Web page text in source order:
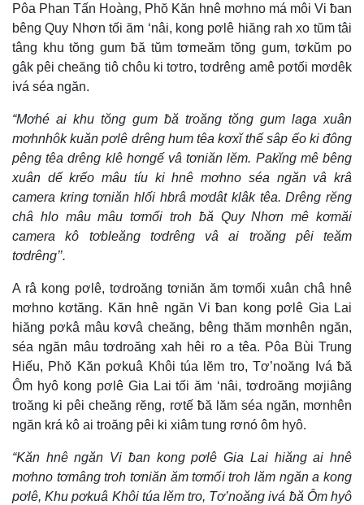
Pôa Phan Tấn Hoàng, Phŏ Kăn hnê mơhno má môi Vi ƀan
bêng Quy Nhơn tối ăm ‘nâi, kong pơlê hiăng rah xo tŭm tâi
tâng khu tŏng gum ƀă tŭm tơmeăm tŏng gum, tơkŭm po
gâk pêi cheăng tiô chôu ki tơtro, tơdrêng amê pơtối mơdêk
ivá séa ngăn.
“Mơhé ai khu tŏng gum ƀă troăng tŏng gum laga xuân
mơhnhôk kuăn pơlê drêng hum têa kơxĭ thế sâp ếo ki đông
pêng têa drêng klê hơngế vâ tơniăn lĕm. Pakĭng mê bêng
xuân dế krếo mâu tíu ki hnê mơhno séa ngăn vâ krâ
camera kring tơniăn hlối hbrâ mơdât klâk têa. Drêng rĕng
châ hlo mâu mâu tơmối troh ƀă Quy Nhơn mê kơmăi
camera kô tơbleăng tơdrêng vâ ai troăng pêi teăm
tơdrêng’’.
A râ kong pơlê, tơdroăng tơniăn ăm tơmối xuân châ hnê
mơhno kơtăng. Kăn hnê ngăn Vi ƀan kong pơlê Gia Lai
hiăng pơkâ mâu kơvâ cheăng, bêng thăm mơnhên ngăn,
séa ngăn mâu tơdroăng xah hêi ro a têa. Pôa Bùi Trung
Hiếu, Phŏ Kăn pơkuâ Khôi túa lĕm tro, Tơ’noăng Ivá ƀă
Ôm hyô kong pơlê Gia Lai tối ăm ‘nâi, tơdroăng mơjiâng
troăng ki pêi cheăng rĕng, rơtế ƀă lăm séa ngăn, mơnhên
ngăn krá kô ai troăng pêi ki xiâm tung rơnó ôm hyô.
“Kăn hnê ngăn Vi ƀan kong pơlê Gia Lai hiăng ai hnê
mơhno tơmâng troh tơniăn ăm tơmối troh lăm ngăn a kong
pơlê, Khu pơkuâ Khôi túa lĕm tro, Tơ’noăng ivá ƀă Ôm hyô